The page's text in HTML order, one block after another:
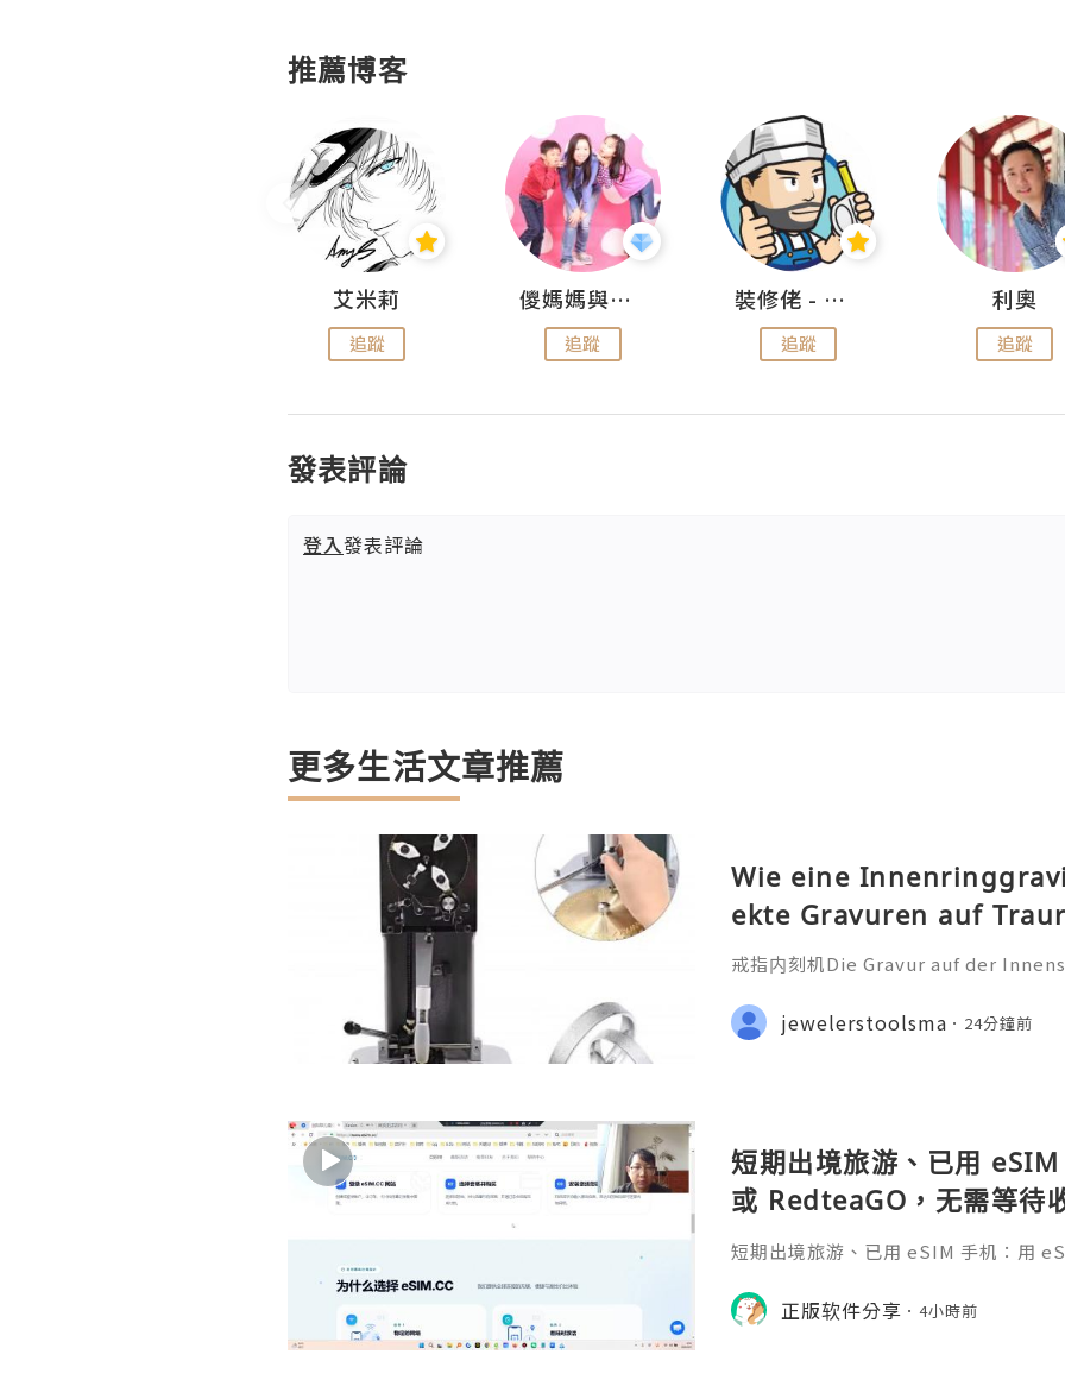
推薦博客
艾米莉
追蹤
儍媽媽與兩隻小魔怪之家
追蹤
裝修佬 - 香港一站式網上裝修平台
追蹤
利奧
追蹤
發表評論
登入發表評論
更多生活文章推薦
Wie eine
ekte Gravuren auf
戒指内刻机Die Gravur auf der
iche Botschaft, die oft ein Datum,
nderen Satz oder ein Symb
jewelerstoolsma 24分鐘前
短期出境旅游、已用
或 RedteaGO，无需等待
码 + 通话短信”（如打车
餐）。长
短期出境旅游、已用 eSIM 手机：用
络）：优先 RedteaGO（明确提供通
公数字游民，或手机不支持 eSIM：用
正版软件分享 4小時前